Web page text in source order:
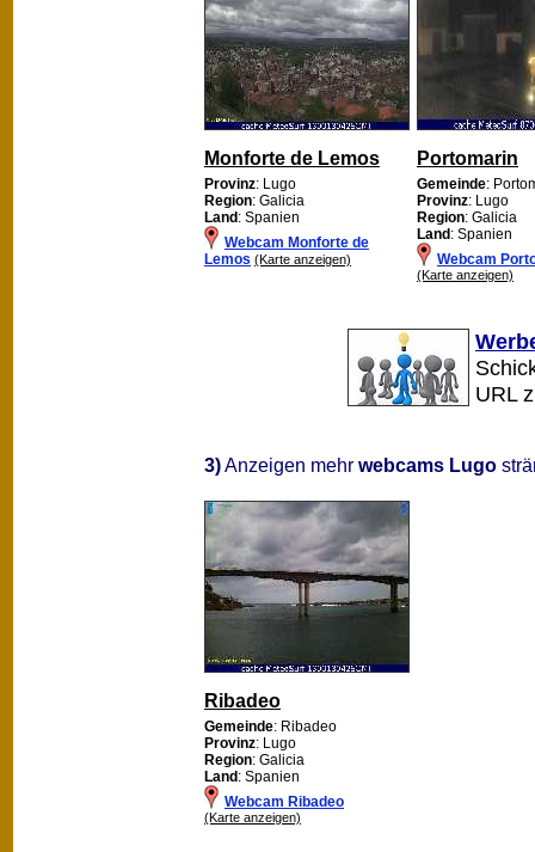
Monforte de Lemos
Provinz: Lugo
Region: Galicia
Land: Spanien
Webcam Monforte de
Lemos (Karte anzeigen)
Portomarin
Gemeinde:
Provinz: Lugo
Region: Galicia
Land: Spanien
Webcam
(Karte anzeigen)
URL
3)Anzeigen mehr webcams Lugo
Ribadeo
Gemeinde: Ribadeo
Provinz: Lugo
Region: Galicia
Land: Spanien
Webcam Ribadeo
(Karte anzeigen)